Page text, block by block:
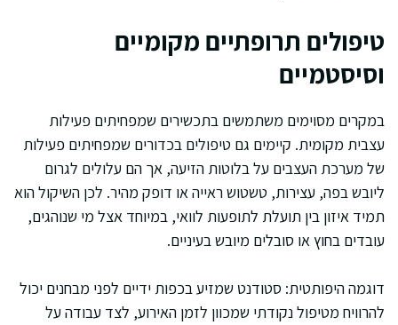
טיפולים תרופתיים מקומיים
וסיסטמיים
במקרים מסוימים משתמשים בתכשירים שמפחיתים פעילות
עצבית מקומית. קיימים גם טיפולים בכדורים שמפחיתים פעילות
של מערכת העצבים על בלוטות הזיעה, אך הם עלולים לגרום
ליובש בפה, עצירות, טשטוש ראייה או דופק מהיר. לכן השיקול הוא
תמיד איזון בין תועלת לתופעות לוואי, במיוחד אצל מי שנוהגים,
עובדים בחוץ או סובלים מיובש בעיניים.
דוגמה היפותטית: סטודנט שמזיע בכפות ידיים לפני מבחנים יכול
להרוויח מטיפול נקודתי שמכוון לזמן האירוע, לצד עבודה על